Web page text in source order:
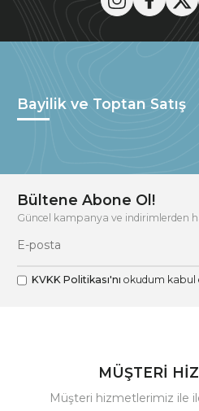
Bayilik ve Toptan Satış
Bültene Abone Ol!
Güncel kampanya ve indirimlerden
KVKK Politikası'nı okudum kabul
MÜŞTERİ
Müşteri hizmetlerimiz ile